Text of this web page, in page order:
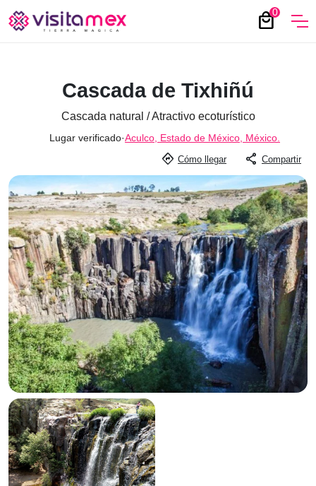
0
local_mall
Cascada de Tixhiñú
Cascada natural / Atractivo ecoturístico
Lugar verificado·Aculco, Estado de México, México.
directions Cómo llegar share Compartir